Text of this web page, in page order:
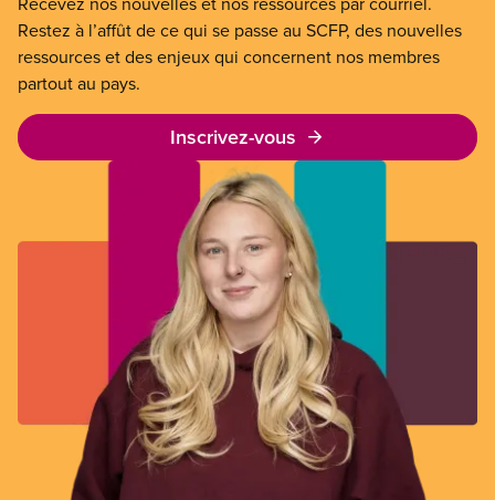
Restez à l’affût de ce qui se passe au SCFP, des nouvelles
ressources et des enjeux qui concernent nos membres
partout au pays.
Inscrivez-vous